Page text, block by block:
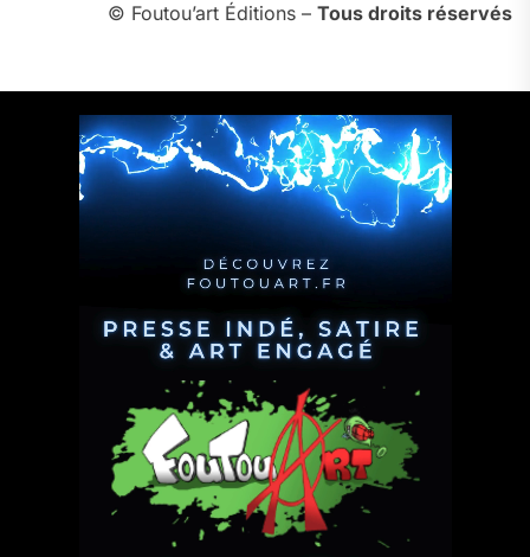
© Foutou’art Éditions – Tous droits réservés